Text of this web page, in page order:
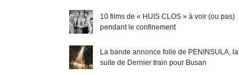
10 films de « HUIS CLOS » à voir (ou pas)
pendant le confinement
La bande annonce folle de PENINSULA, la
suite de Dernier train pour Busan